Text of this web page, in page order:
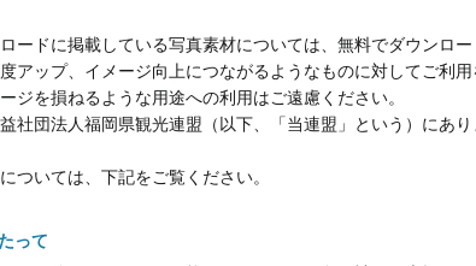
ードに掲載している写真素材については、無料でダウンロー
アップ、イメージ向上につながるようなものに対してご利用
ジを損ねるような用途への利用はご遠慮ください。
社団法人福岡県観光連盟（以下、「当連盟」という）にあ
ついては、下記をご覧ください。
って